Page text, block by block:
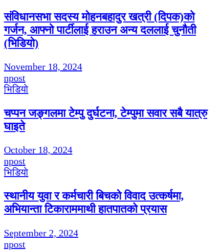
संविधानसभा सदस्य मोहनबहादुर खत्री (दिपक)को
गर्जन, आफ्नो पार्टीलाई हराउन अन्य दललाई चुनौती
(भिडियो)
November 18, 2024
npost
भिडियाे
चप्पन जङ्गलमा टेम्पु दुर्घटना, टेम्पुमा सवार सबै यात्रु
घाइते
October 18, 2024
npost
भिडियाे
स्थानीय युवा र कर्मचारी बिचको विवाद उत्कर्षमा,
अभियान्ता टिकाराममाथी हातपातको प्रयास
September 2, 2024
npost